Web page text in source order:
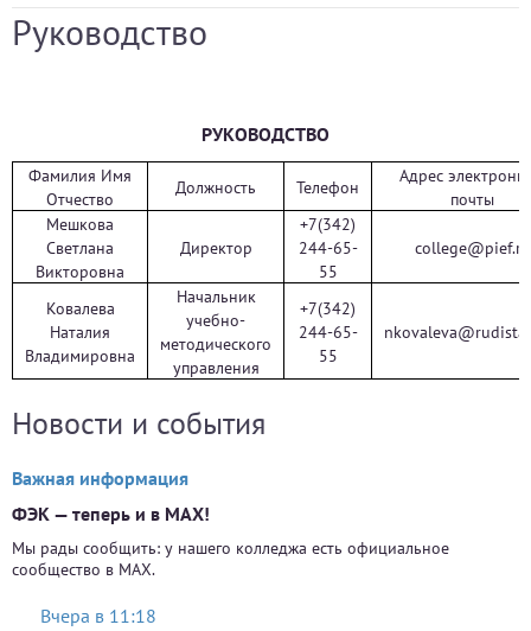
Руководство
РУКОВОДСТВО
Фамилия Имя
Отчество
Должность Телефон
Адрес
почты
Мешкова
Светлана
Викторовна
Директор
+7(342)
244-65-
55
college@pief.ru
Ковалева
Наталия
Владимировна
Начальник
учебно-
методического
управления
+7(342)
244-65-
55
Новости и события
Важная информация
ФЭК — теперь и в MAX!
Мы рады сообщить: у нашего колледжа есть официальное
сообщество в MAX.
Вчера в 11:18